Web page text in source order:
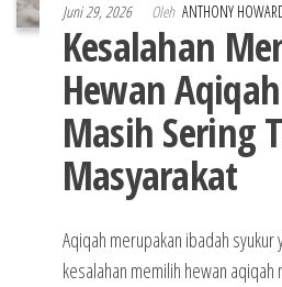
Juni 29, 2026 Oleh ANTHONY
Kesalahan
Hewan
Masih Sering
Masyarakat
Aqiqah merupakan ibadah syukur
kesalahan memilih hewan aqiqah